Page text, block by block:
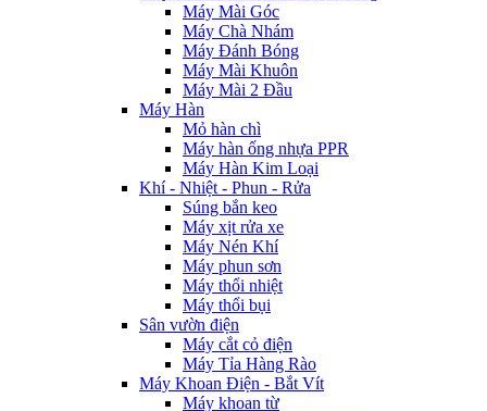
Máy Mài Góc
Máy Chà Nhám
Máy Đánh Bóng
Máy Mài Khuôn
Máy Mài 2 Đầu
Máy Hàn
Mỏ hàn chì
Máy hàn ống nhựa PPR
Máy Hàn Kim Loại
Khí - Nhiệt - Phun - Rửa
Súng bắn keo
Máy xịt rửa xe
Máy Nén Khí
Máy phun sơn
Máy thổi nhiệt
Máy thổi bụi
Sân vườn điện
Máy cắt cỏ điện
Máy Tỉa Hàng Rào
Máy Khoan Điện - Bắt Vít
Máy khoan từ